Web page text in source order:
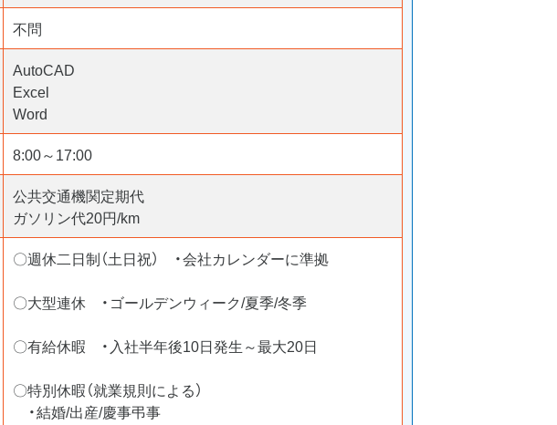
不問
AutoCAD
Excel
Word
8:00～17:00
公共交通機関定期代
ガソリン代20円/km
〇週休二日制（土日祝） ・会社カレンダーに準拠
〇大型連休 ・ゴールデンウィーク/夏季/冬季
〇有給休暇 ・入社半年後10日発生～最大20日
〇特別休暇（就業規則による）
・結婚/出産/慶事弔事